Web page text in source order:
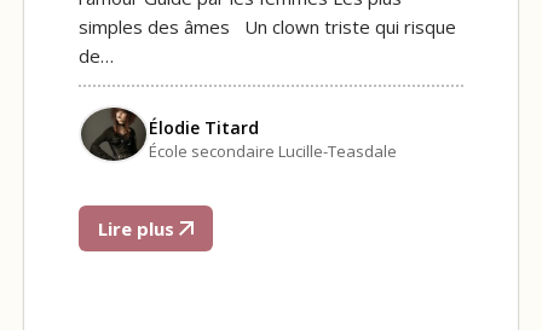
simples des âmes Un clown triste qui risque
de…
Élodie Titard
École secondaire Lucille-Teasdale
Lire plus